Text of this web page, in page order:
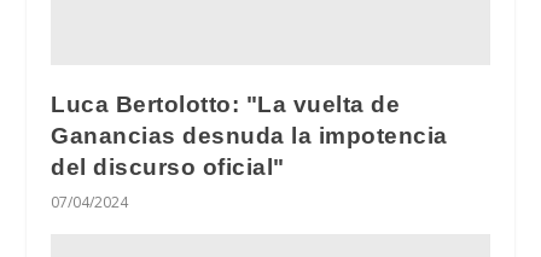
Luca Bertolotto: "La vuelta de
Ganancias desnuda la impotencia
del discurso oficial"
07/04/2024